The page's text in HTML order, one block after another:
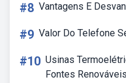
#8 Vantagens E
#9 Valor Do Telefone
#10 Usinas
Fontes